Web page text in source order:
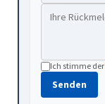
Ich stimme der
Senden